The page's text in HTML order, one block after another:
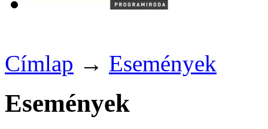
Címlap → Események
Események